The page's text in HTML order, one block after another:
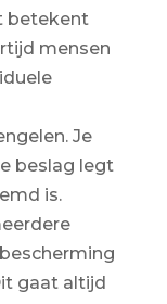
betekent
mensen
Je
beslag legt
is.
gaat altijd